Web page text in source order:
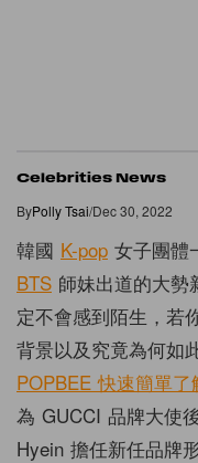
Celebrities News
ByPolly Tsai/Dec 30, 2022
韓國 K-pop 女子團體
BTS 師妹出道的大勢
定不會感到陌生，若
背景以及究竟為何如
POPBEE 快速簡單了
為 GUCCI 品牌大使
Hyein 擔任新任品牌